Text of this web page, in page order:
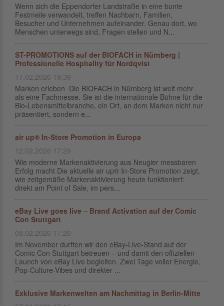
Wenn sich die Eppendorfer Landstraße in eine bunte
Festmeile verwandelt, treffen Nachbarn, Familien,
Besucher und Unternehmen aufeinander. Genau dort, wo
Menschen unterwegs sind, Fragen stellen und N...
ST-PROMOTIONS auf der BIOFACH in Nürnberg |
Professionelle Hospitality für Nordqvist
17.02.2026 19:39
Marken erleben Die BIOFACH in Nürnberg ist weit mehr
als eine Fachmesse. Sie ist die internationale Bühne für die
Bio-Lebensmittelbranche, ein Ort, an dem Marken nicht nur
präsentiert, sondern e...
air up® In-Store Promotion in Europa
12.02.2026 17:29
Wie moderne Markenaktivierung aus Neugier messbaren
Erfolg macht Die aktuelle air up® In-Store Promotion zeigt,
wie zeitgemäße Markenaktivierung heute funktioniert:
direkt am Point of Sale, im pers...
eBay Live goes live – Brand Activation auf der Comic
Con Stuttgart
08.02.2026 17:20
Im November durften wir den eBay-Live-Stand auf der
Comic Con Stuttgart betreuen – und damit den offiziellen
Launch von eBay Live begleiten. Zwei Tage voller Energie,
Pop-Culture-Vibes und direkter ...
Exklusive Markenwelten am Nachmittag in Berlin-Mitte